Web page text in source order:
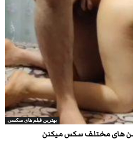
بهترین فیلم های سکسی
های مختلف سکس میکنن